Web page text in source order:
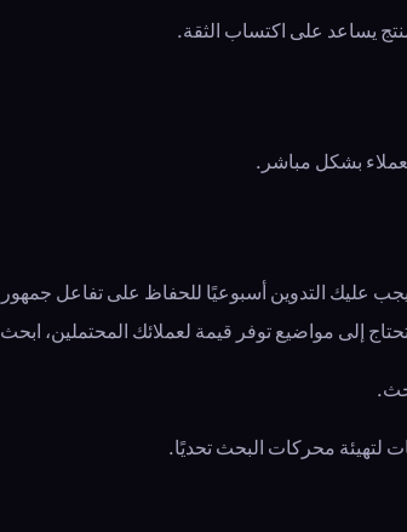
يساعد على اكتساب الثقة.
بشكل مباشر.
عليك التدوين أسبوعيًا للحفاظ على تفاعل
إلى مواضيع توفر قيمة لعملائك المحتملين،
لتهيئة محركات البحث تحديًا.